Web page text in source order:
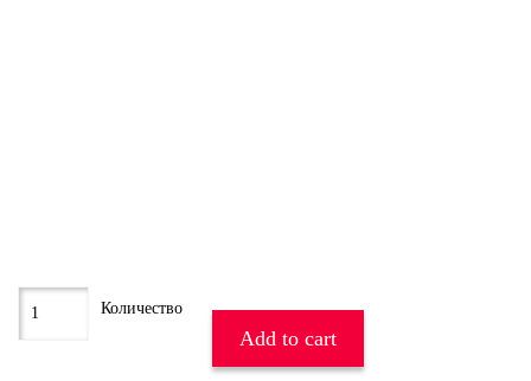
Add to cart